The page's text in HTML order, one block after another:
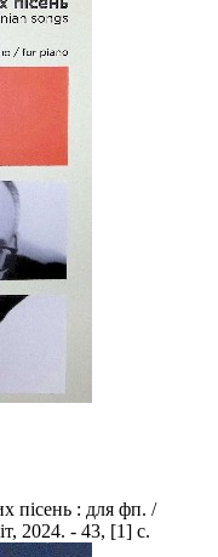
пісень : для фп. /
2024. - 43, [1] с.